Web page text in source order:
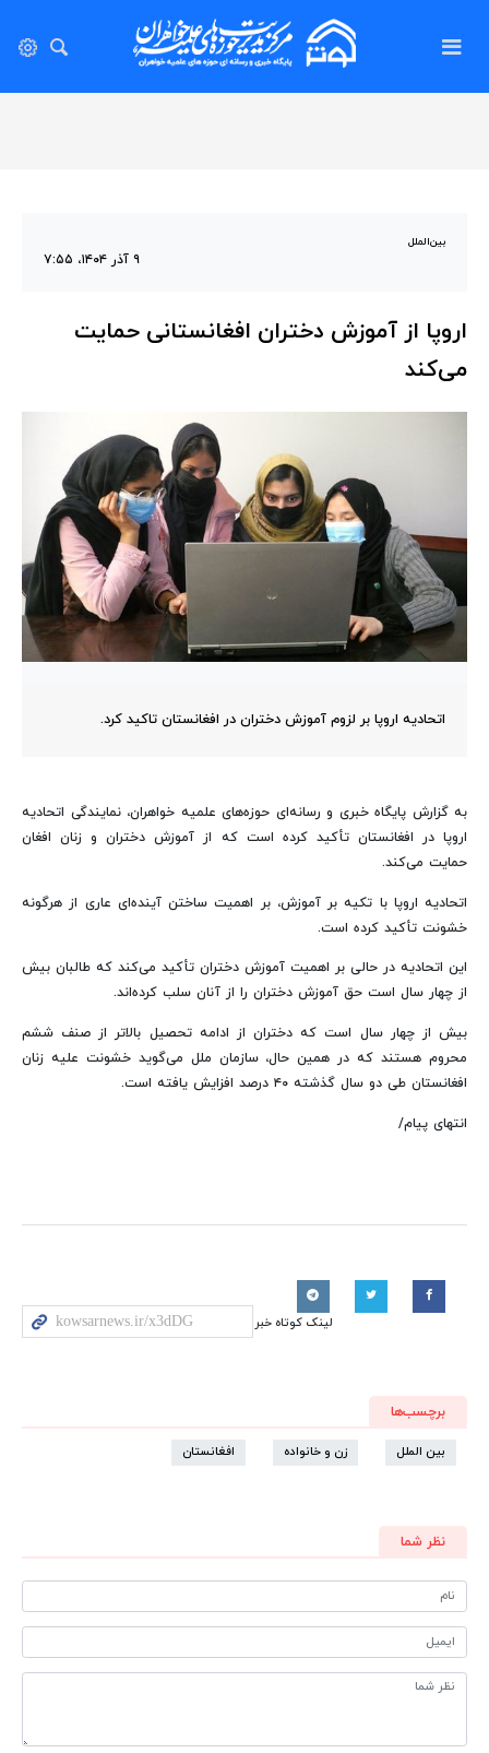
بین‌الملل
۹ آذر ۱۴۰۴، ۷:۵۵
اروپا از آموزش دختران افغانستانی حمایت
می‌کند
اتحادیه اروپا بر لزوم آموزش دختران در افغانستان تاکید کرد.
به گزارش پایگاه خبری و رسانه‌ای حوزه‌های علمیه خواهران، نمایندگی اتحادیه
اروپا در افغانستان تأکید کرده است که از آموزش دختران و زنان افغان
حمایت می‌کند.
اتحادیه اروپا با تکیه بر آموزش، بر اهمیت ساختن آینده‌ای عاری از هرگونه
خشونت تأکید کرده است.
این اتحادیه در حالی بر اهمیت آموزش دختران تأکید می‌کند که طالبان بیش
از چهار سال است حق آموزش دختران را از آنان سلب کرده‌اند.
بیش از چهار سال است که دختران از ادامه تحصیل بالاتر از صنف ششم
محروم هستند که در همین حال، سازمان ملل می‌گوید خشونت علیه زنان
افغانستان طی دو سال گذشته ۴۰ درصد افزایش یافته است.
انتهای پیام/
لینک کوتاه خبر
برچسب‌ها
بین الملل زن و خانواده افغانستان
نظر شما